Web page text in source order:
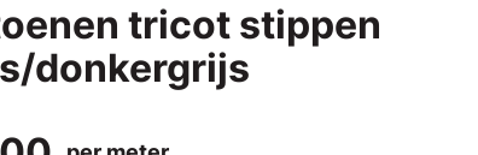
tricot stippen
donkergrijs